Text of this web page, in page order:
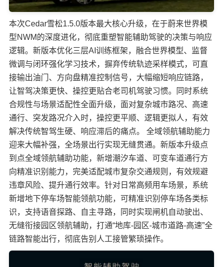
本次Cedar雪松1.5.0版本最大核心升级，在于蔚来世界模
型NWM的深度进化，彻底重塑智能辅助驾驶的决策与响应
逻辑。新版本优化三层AI训练框架，融合世界模型、监督
微调与闭环强化学习技术，摒弃传统轨迹采样模式，可直
接输出油门、方向盘精准控制信号，大幅缩短响应链路，
让智驾决策更快、操控更贴合老司机驾驶习惯。同时系统
合规性与场景适配性全面升级，面对复杂城市路况、高速
通行、突发路况介入时，操控更平顺、逻辑更拟人，有效
解决传统智驾生硬、响应滞后的痛点。 全域领航辅助能力
迎来大幅补强，全场景出行实现无缝贯通。新版本升级点
到点全域领航辅助功能，新增潮汐车道、可变车道通行方
向精准识别能力，完美适配城市复杂交通规则，有效规避
违章风险、提升通行效率。针对日常高频用车场景，系统
新增地下停车场智能领航功能，可精准识别停车场各类标
识，支持语音探路、自主寻路，同时实现闸机自动驶出、
无缝衔接园区领航辅助，打通“地库-园区-城市道路-高速”全
链路智能出行，彻底告别人工接管繁琐操作。